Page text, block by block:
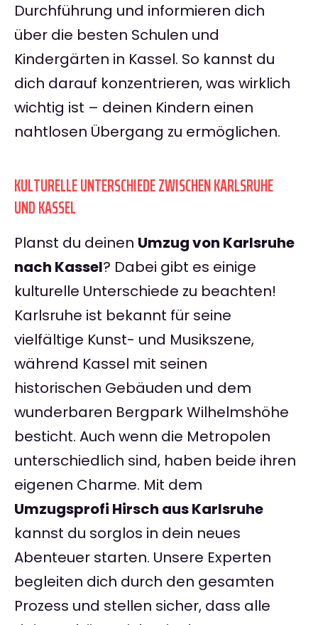
Durchführung und informieren dich
über die besten Schulen und
Kindergärten in Kassel. So kannst du
dich darauf konzentrieren, was wirklich
wichtig ist – deinen Kindern einen
nahtlosen Übergang zu ermöglichen.
KULTURELLE UNTERSCHIEDE ZWISCHEN KARLSRUHE
UND KASSEL
Planst du deinen Umzug von Karlsruhe
nach Kassel? Dabei gibt es einige
kulturelle Unterschiede zu beachten!
Karlsruhe ist bekannt für seine
vielfältige Kunst- und Musikszene,
während Kassel mit seinen
historischen Gebäuden und dem
wunderbaren Bergpark Wilhelmshöhe
besticht. Auch wenn die Metropolen
unterschiedlich sind, haben beide ihren
eigenen Charme. Mit dem
Umzugsprofi Hirsch aus Karlsruhe
kannst du sorglos in dein neues
Abenteuer starten. Unsere Experten
begleiten dich durch den gesamten
Prozess und stellen sicher, dass alle